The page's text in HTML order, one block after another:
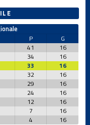
P
G
41
16
34
16
33
16
32
16
29
16
24
16
12
16
7
16
4 16